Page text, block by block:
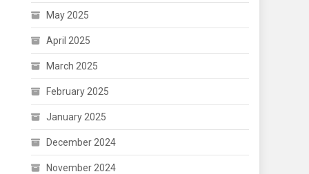
May 2025
April 2025
March 2025
February 2025
January 2025
December 2024
November 2024